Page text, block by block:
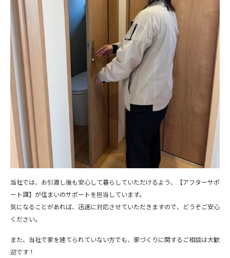
当社では、お引渡し後も安心して暮らしていただけるよう、【アフターサポ
ート課】が住まいのサポートを担当しています。
気になることがあれば、迅速に対応させていただきますので、どうぞご安心
ください。
また、当社で家を建てられていない方でも、家づくりに関するご相談は大歓
迎です！